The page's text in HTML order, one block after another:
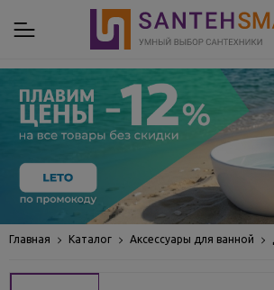
Главная Каталог Аксессуары для ванной